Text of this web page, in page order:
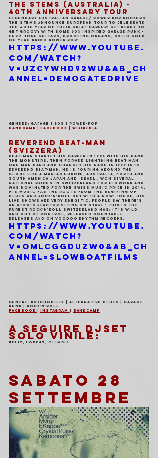
THE STEMS (Australia) -
40th anniversary tour
Legendary Australian Garage/ Power Pop rockers
The Stems Announce European Tour to celebrate
the 40th year of their great career! Get ready to
get groovy with some 60s inspired Garage Punk -
fuzz tone guitars, brooding organs, solid gold
oh yeah primo power pop!
https://www.youtube.
com/watch?
v=uZCyWhd92WU&ab_ch
annel=demogatedrive
Genere: Garage | 80s | Power-Pop
Bandcamp
Facebook Wikipedia
REVEREND BEAT-MAN
(Svizzera)
Beat-Man Startet his Career in 1986 with his band
The Monsters, then Formed Lightning Beat-Man
One Man Band and changed his name in 1999 into
Reverend Beat-Man, He is Touring around the
Globe like a Maniac Europe, Australia, North and
South America Japan and Israel , Won Several
National Prices in Switzerland for his work and
was Nominated for the Swiss Music Price in 2014,
His Music has the Roots from the Begining of
Blues and Rock'n'Roll but with a NOW! Touch, His
Live Shows are very Enegetic, People Say there's
an Atomic Reactor Siting on Stage ! This is the
Purest Rock'n'Roll Switzerland has: it is wild
and out of control, released countable
releases and on Voodoo Rhythm records.
https://www.youtube.
com/watch?
v=omlcGGduzW0&ab_ch
annel=SLOWBOATFILMS
Genere: Psychobilly | Alternative Blues | Garage
Punk | Rock'n'Roll
Facebook | Instagram | Bandcamp
A SEGUIRE DJSET
SOLO VINILE:
FELIX, LORENZ, OLIMPIA
SABATO 28
SETTEMBRE